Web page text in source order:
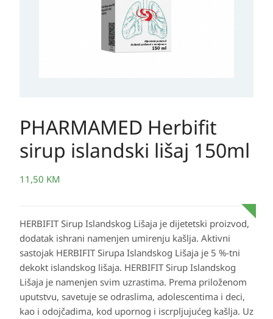
PHARMAMED Herbifit
sirup islandski lišaj 150ml
11,50 KM
HERBIFIT Sirup Islandskog Lišaja je dijetetski proizvod,
dodatak ishrani namenjen umirenju kašlja. Aktivni
sastojak HERBIFIT Sirupa Islandskog Lišaja je 5 %-tni
dekokt islandskog lišaja. HERBIFIT Sirup Islandskog
Lišaja je namenjen svim uzrastima. Prema priloženom
uputstvu, savetuje se odraslima, adolescentima i deci,
kao i odojčadima, kod upornog i iscrpljujućeg kašlja. Uz